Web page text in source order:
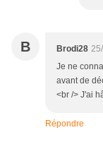
B Brodi28
Je ne
avant de
<br /> J'ai
Répondre